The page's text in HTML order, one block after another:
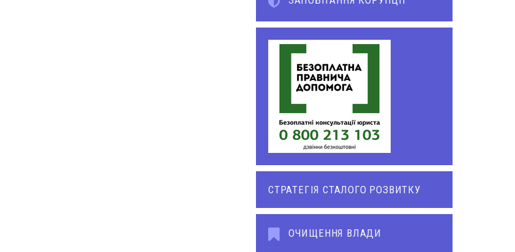
СТРАТЕГІЯ СТАЛОГО РОЗВИТКУ
ОЧИЩЕННЯ ВЛАДИ